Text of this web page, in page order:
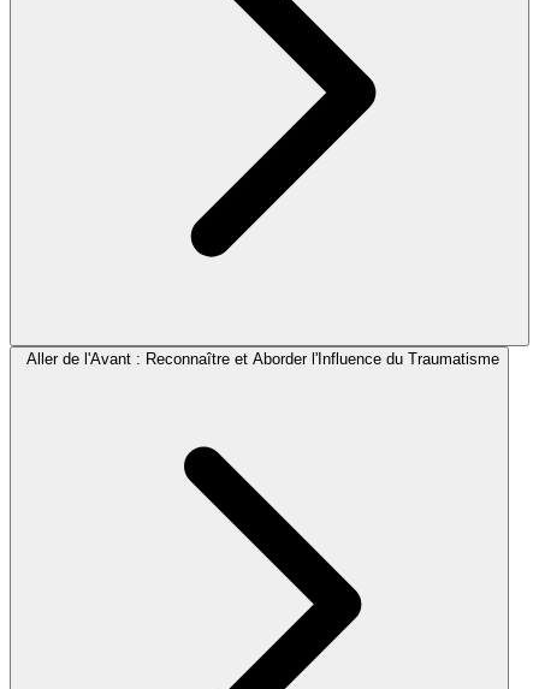
Aller de l'Avant : Reconnaître et Aborder l'Influence du Traumatisme